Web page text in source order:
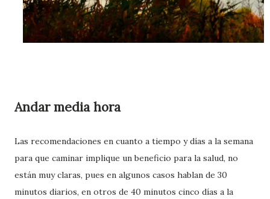
Andar media hora
Las recomendaciones en cuanto a tiempo y días a la semana
para que caminar implique un beneficio para la salud, no
están muy claras, pues en algunos casos hablan de 30
minutos diarios, en otros de 40 minutos cinco días a la